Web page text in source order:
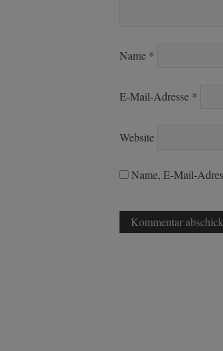
Name *
E-Mail-Adresse *
Website
Name, E-Mail-